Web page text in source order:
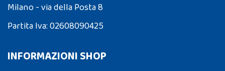
Milano - via della Posta 8
Partita Iva: 02608090425
INFORMAZIONI SHOP